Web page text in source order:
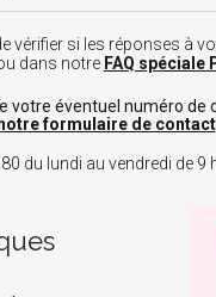
vérifier si les réponses à
dans notre FAQ spéciale
votre éventuel numéro de
formulaire de contact
du lundi au vendredi de 9